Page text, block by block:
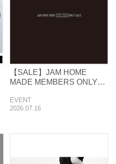
【SALE】JAM HOME
MADE MEMBERS ONLY
EVENT
2026.07.16